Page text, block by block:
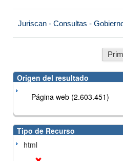
Juriscan - Consultas -
Origen del resultado
Página web (2.603.451)
Tipo de Recurso
html